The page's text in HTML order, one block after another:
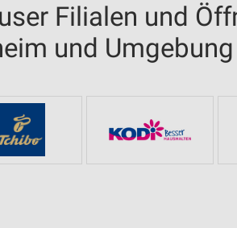
Filialen und
und Umgebung